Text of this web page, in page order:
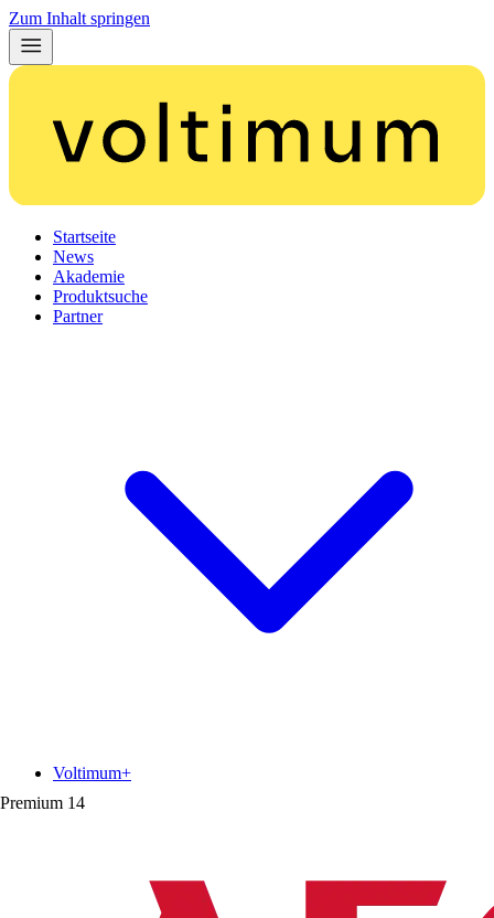
Zum Inhalt springen
Startseite
News
Akademie
Produktsuche
Partner
Premium 14
Voltimum+